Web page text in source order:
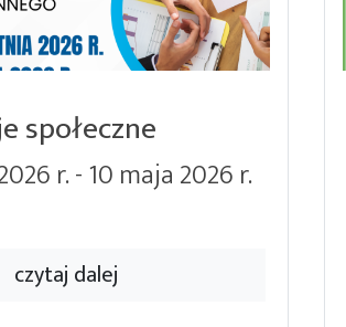
społeczne
r. - 10 maja 2026 r.
czytaj dalej